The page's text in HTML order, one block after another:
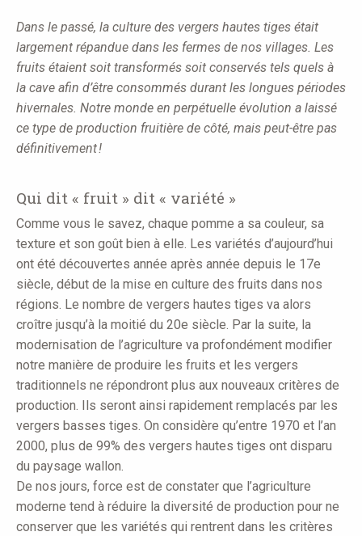
Dans le passé, la culture des vergers hautes tiges était
largement répandue dans les fermes de nos villages. Les
fruits étaient soit transformés soit conservés tels quels à
la cave afin d’être consommés durant les longues périodes
hivernales. Notre monde en perpétuelle évolution a laissé
ce type de production fruitière de côté, mais peut-être pas
définitivement !
Qui dit « fruit » dit « variété »
Comme vous le savez, chaque pomme a sa couleur, sa
texture et son goût bien à elle. Les variétés d’aujourd’hui
ont été découvertes année après année depuis le 17e
siècle, début de la mise en culture des fruits dans nos
régions. Le nombre de vergers hautes tiges va alors
croître jusqu’à la moitié du 20e siècle. Par la suite, la
modernisation de l’agriculture va profondément modifier
notre manière de produire les fruits et les vergers
traditionnels ne répondront plus aux nouveaux critères de
production. Ils seront ainsi rapidement remplacés par les
vergers basses tiges. On considère qu’entre 1970 et l’an
2000, plus de 99% des vergers hautes tiges ont disparu
du paysage wallon.
De nos jours, force est de constater que l’agriculture
moderne tend à réduire la diversité de production pour ne
conserver que les variétés qui rentrent dans les critères